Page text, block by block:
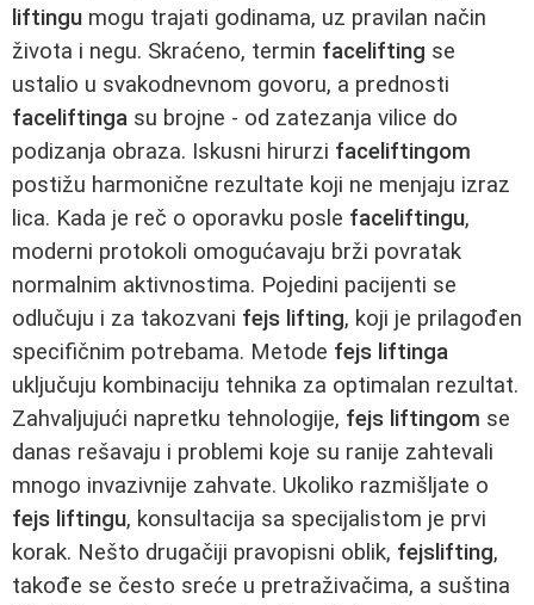
liftingu mogu trajati godinama, uz pravilan način
života i negu. Skraćeno, termin facelifting se
ustalio u svakodnevnom govoru, a prednosti
faceliftinga su brojne - od zatezanja vilice do
podizanja obraza. Iskusni hirurzi faceliftingom
postižu harmonične rezultate koji ne menjaju izraz
lica. Kada je reč o oporavku posle faceliftingu,
moderni protokoli omogućavaju brži povratak
normalnim aktivnostima. Pojedini pacijenti se
odlučuju i za takozvani fejs lifting, koji je prilagođen
specifičnim potrebama. Metode fejs liftinga
uključuju kombinaciju tehnika za optimalan rezultat.
Zahvaljujući napretku tehnologije, fejs liftingom se
danas rešavaju i problemi koje su ranije zahtevali
mnogo invazivnije zahvate. Ukoliko razmišljate o
fejs liftingu, konsultacija sa specijalistom je prvi
korak. Nešto drugačiji pravopisni oblik, fejslifting,
takođe se često sreće u pretraživačima, a suština